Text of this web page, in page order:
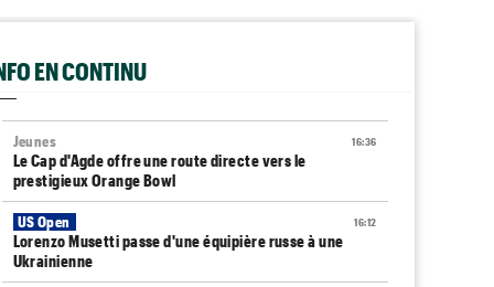
EN CONTINU
16:36
Jeunes
Le Cap d'Agde offre une route directe vers le
prestigieux Orange Bowl
16:12
US Open
Lorenzo Musetti passe d'une équipière russe à une
Ukrainienne